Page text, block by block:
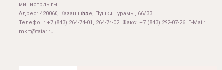
министрлыгы.
Адрес: 420060, Казан шәһәре, Пушкин урамы, 66/33
Телефон: +7 (843) 264-74-01, 264-74-02. Факс: +7 (843) 292-07-26. E-Mail:
mkrt@tatar.ru